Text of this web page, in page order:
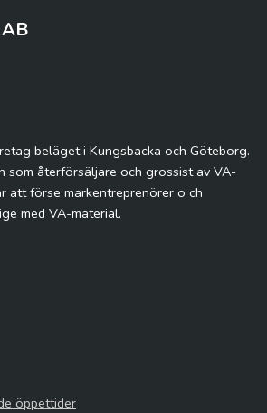
beläget i Kungsbacka och Göteborg.
som återförsäljare och grossist av VA-
att förse markentreprenörer o ch
med VA-material.
öppettider